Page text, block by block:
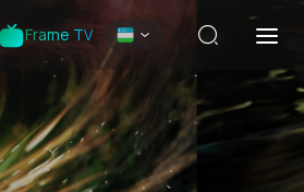
Frame TV